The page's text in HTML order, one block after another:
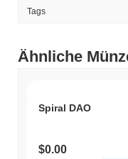
Tags
Ähnliche
Spiral DAO
$0.00